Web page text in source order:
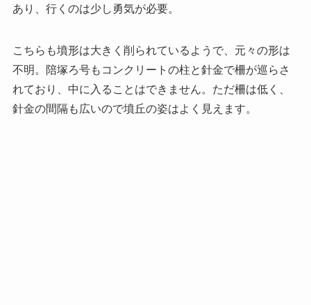
あり、行くのは少し勇気が必要。
こちらも墳形は大きく削られているようで、元々の形は
不明。陪塚ろ号もコンクリートの柱と針金で柵が巡らさ
れており、中に入ることはできません。ただ柵は低く、
針金の間隔も広いので墳丘の姿はよく見えます。